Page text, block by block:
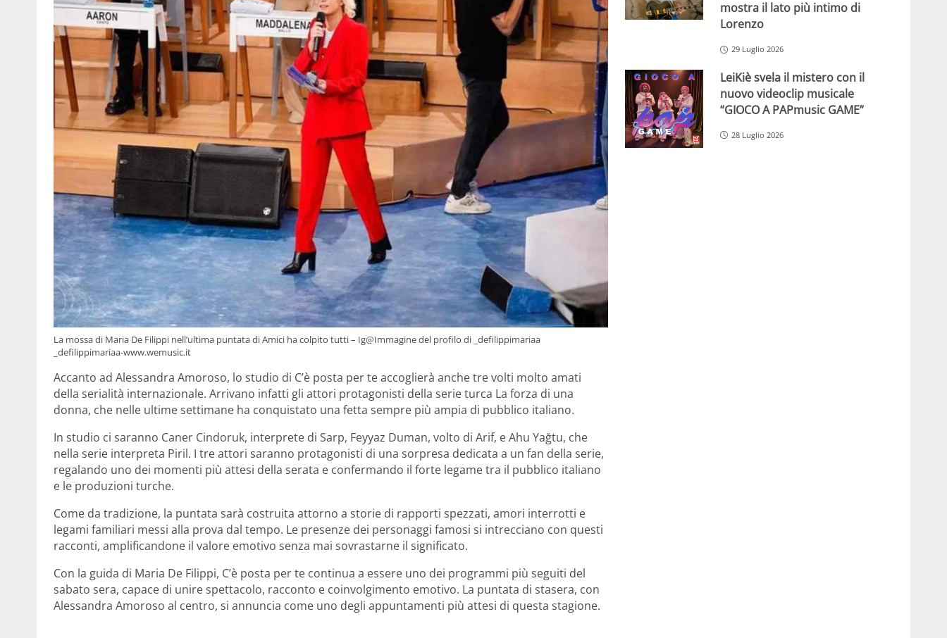
La mossa di Maria De Filippi nell’ultima puntata di Amici ha colpito tutti – Ig@Immagine del profilo di _defilippimariaa
_defilippimariaa-www.wemusic.it
Accanto ad Alessandra Amoroso, lo studio di C’è posta per te accoglierà anche tre volti molto amati
della serialità internazionale. Arrivano infatti gli attori protagonisti della serie turca La forza di una
donna, che nelle ultime settimane ha conquistato una fetta sempre più ampia di pubblico italiano.
In studio ci saranno Caner Cindoruk, interprete di Sarp, Feyyaz Duman, volto di Arif, e Ahu Yağtu, che
nella serie interpreta Piril. I tre attori saranno protagonisti di una sorpresa dedicata a un fan della serie,
regalando uno dei momenti più attesi della serata e confermando il forte legame tra il pubblico italiano
e le produzioni turche.
Come da tradizione, la puntata sarà costruita attorno a storie di rapporti spezzati, amori interrotti e
legami familiari messi alla prova dal tempo. Le presenze dei personaggi famosi si intrecciano con questi
racconti, amplificandone il valore emotivo senza mai sovrastarne il significato.
Con la guida di Maria De Filippi, C’è posta per te continua a essere uno dei programmi più seguiti del
sabato sera, capace di unire spettacolo, racconto e coinvolgimento emotivo. La puntata di stasera, con
Alessandra Amoroso al centro, si annuncia come uno degli appuntamenti più attesi di questa stagione.
mostra il lato più intimo di
Lorenzo
29 Luglio 2026
LeiKiè svela il mistero con il
nuovo videoclip musicale
“GIOCO A PAPmusic GAME”
28 Luglio 2026